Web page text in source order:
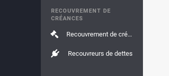
RECOUVREMENT DE
CRÉANCES
Recouvrement de créances
Recouvreurs de dettes